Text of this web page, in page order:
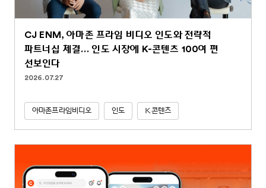
CJ ENM, 아마존 프라임 비디오 인도와 전략적
파트너십 체결… 인도 시장에 K-콘텐츠 100여 편
선보인다
2026.07.27
아마존프라임비디오 인도 K콘텐츠